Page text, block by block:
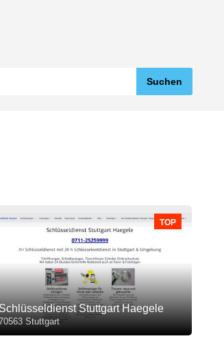
TOP
Stuttgart Haegele
Stuttgart